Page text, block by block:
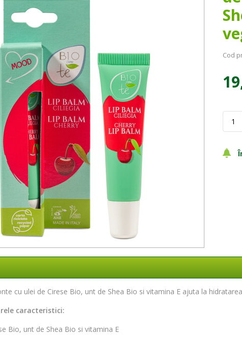
Cod
cu ulei de Cirese Bio, unt de Shea Bio si vitamina E ajuta la
caracteristici:
Bio, unt de Shea Bio si vitamina E